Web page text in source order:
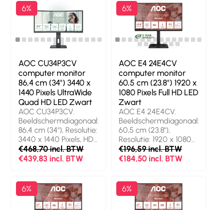
beeldverhouding: 16:9.
Ingebouwde
luidsprekers.
Ingebouwde USB-hub,
Versie USB-hub: 3.2
Gen 1 (3.1 Gen 1). VESA-
montage, In hoogte
verstelbaar. Kleur van
het product: Zwart
6%
AOC CU34P3CV
computer monitor
86,4 cm (34") 3440 x
1440 Pixels UltraWide
Quad HD LED Zwart
AOC CU34P3CV.
Beeldschermdiagonaal:
86,4 cm (34"), Resolutie:
3440 x 1440 Pixels, HD
type: UltraWide Quad
HD, Display
Oorspronkelijke
beeldverhouding: 21:9,
Kijkhoek, horizontaal:
€468,70 incl. BTW
€439,83 incl. BTW
6%
AOC E4 24E4CV
computer monitor
60,5 cm (23.8") 1920 x
1080 Pixels Full HD LED
Zwart
AOC E4 24E4CV.
Beeldschermdiagonaal:
60,5 cm (23.8"),
Resolutie: 1920 x 1080
Pixels, HD type: Full HD,
Display technologie:
beeldverhouding: 16:9,
Kijkhoek, horizontaal:
178°, Kijkhoek, verticaal:
€196,59 incl. BTW
€184,50 incl. BTW
6% 6%